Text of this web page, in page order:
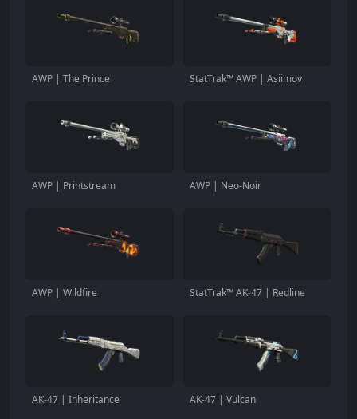
AWP | The Prince StatTrak™ AWP | Asiimov
AWP | Printstream AWP | Neo-Noir
AWP | Wildfire StatTrak™ AK-47 | Redline
AK-47 | Inheritance AK-47 | Vulcan